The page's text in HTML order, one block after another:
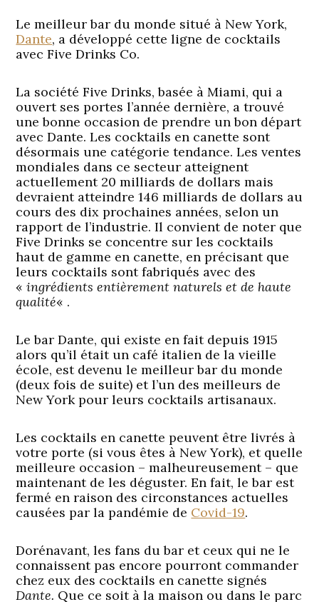
Le meilleur bar du monde situé à New York,
Dante, a développé cette ligne de cocktails
avec Five Drinks Co.
La société Five Drinks, basée à Miami, qui a
ouvert ses portes l’année dernière, a trouvé
une bonne occasion de prendre un bon départ
avec Dante. Les cocktails en canette sont
désormais une catégorie tendance. Les ventes
mondiales dans ce secteur atteignent
actuellement 20 milliards de dollars mais
devraient atteindre 146 milliards de dollars au
cours des dix prochaines années, selon un
rapport de l’industrie. Il convient de noter que
Five Drinks se concentre sur les cocktails
haut de gamme en canette, en précisant que
leurs cocktails sont fabriqués avec des
«ingrédients entièrement naturels et de haute
qualité« .
Le bar Dante, qui existe en fait depuis 1915
alors qu’il était un café italien de la vieille
école, est devenu le meilleur bar du monde
(deux fois de suite) et l’un des meilleurs de
New York pour leurs cocktails artisanaux.
Les cocktails en canette peuvent être livrés à
votre porte (si vous êtes à New York), et quelle
meilleure occasion – malheureusement – que
maintenant de les déguster. En fait, le bar est
fermé en raison des circonstances actuelles
causées par la pandémie de Covid-19.
Dorénavant, les fans du bar et ceux qui ne le
connaissent pas encore pourront commander
chez eux des cocktails en canette signés
Dante. Que ce soit à la maison ou dans le parc